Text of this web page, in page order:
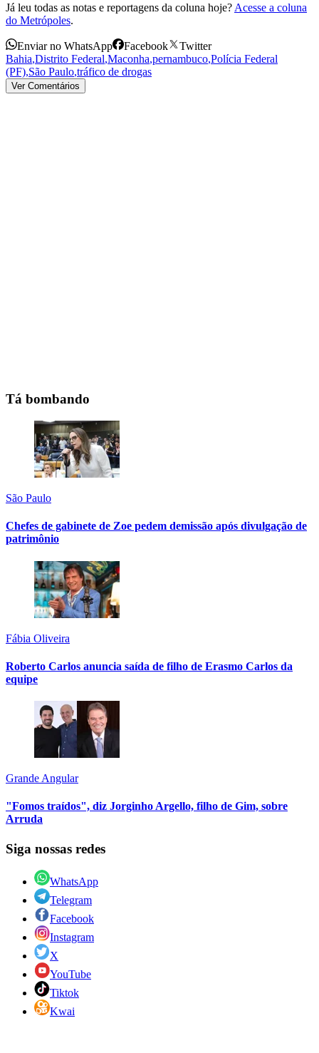
Já leu todas as notas e reportagens da coluna hoje? Acesse a coluna
do Metrópoles.
Enviar no WhatsApp Facebook
Twitter
Bahia,Distrito Federal,Maconha,pernambuco,Polícia Federal
(PF),São Paulo,tráfico de drogas
Ver Comentários
Tá bombando
São Paulo
Chefes de gabinete de Zoe pedem demissão após divulgação de
patrimônio
Fábia Oliveira
Roberto Carlos anuncia saída de filho de Erasmo Carlos da
equipe
Grande Angular
"Fomos traídos", diz Jorginho Argello, filho de Gim, sobre
Arruda
Siga nossas redes
WhatsApp
Telegram
Facebook
Instagram
X
YouTube
Tiktok
Kwai